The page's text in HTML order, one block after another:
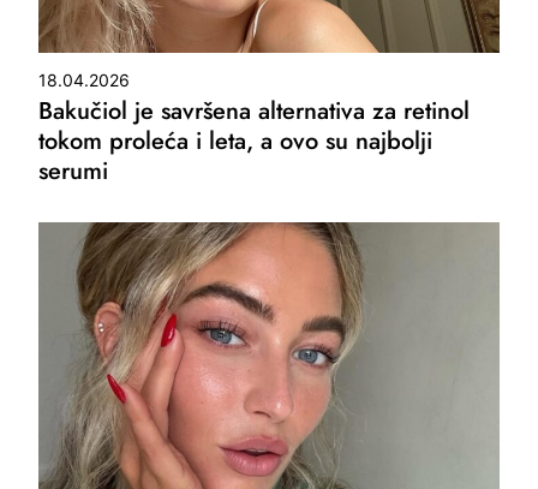
18.04.2026
Bakučiol je savršena alternativa za retinol
tokom proleća i leta, a ovo su najbolji
serumi